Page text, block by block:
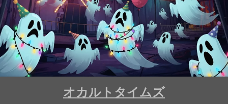
オカルトタイムズ